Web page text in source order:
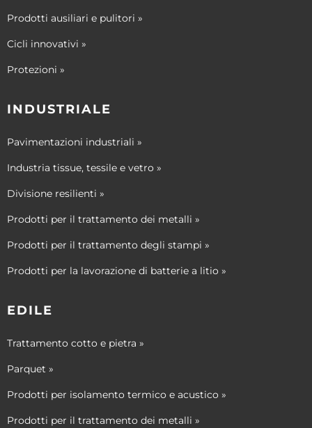
Prodotti ausiliari e pulitori »
Cicli innovativi »
Protezioni »
INDUSTRIALE
Pavimentazioni industriali »
Industria tissue, tessile e vetro »
Divisione resilienti »
Prodotti per il trattamento dei metalli »
Prodotti per il trattamento degli stampi »
Prodotti per la lavorazione di batterie a litio »
EDILE
Trattamento cotto e pietra »
Parquet »
Prodotti per isolamento termico e acustico »
Prodotti per il trattamento dei metalli »